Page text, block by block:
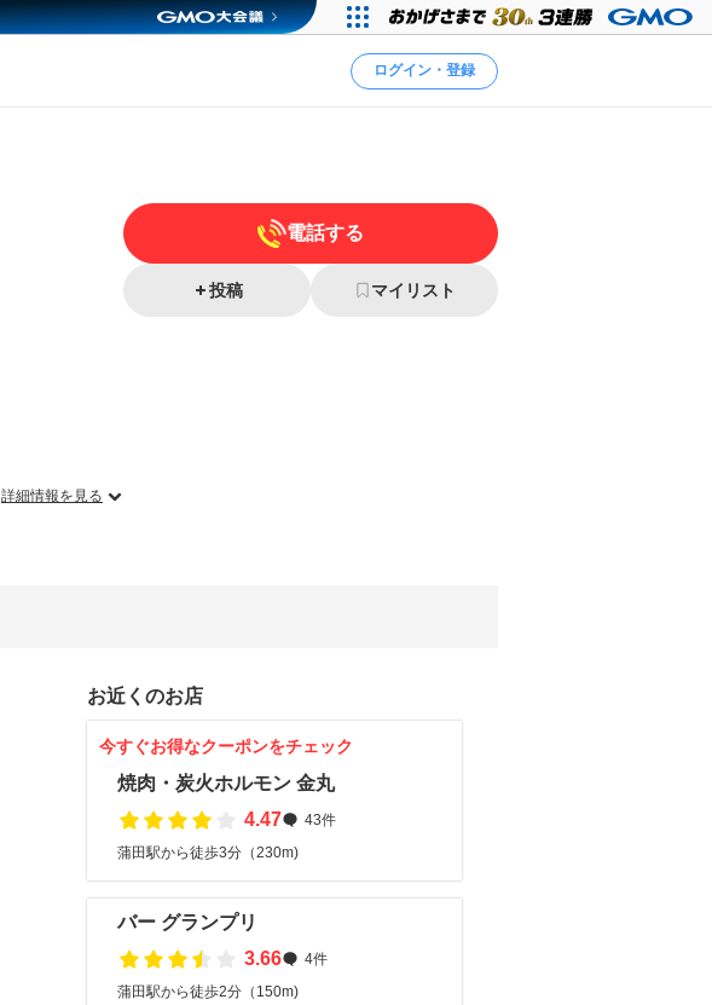
ログイン・登録
詳細情報を見る
電話する
投稿 マイリスト
お近くのお店
今すぐお得なクーポンをチェック
焼肉・炭火ホルモン 金丸
4.47
43件
蒲田駅から徒歩3分（230m)
バー グランプリ
3.66
4件
蒲田駅から徒歩2分（150m)